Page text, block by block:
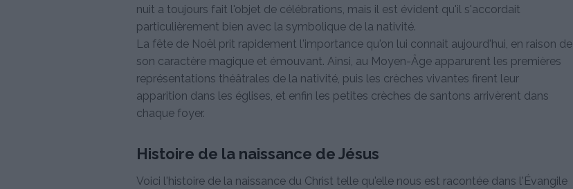
nuit a toujours fait l'objet de célébrations, mais il est évident qu'il s'accordait
particulièrement bien avec la symbolique de la nativité.
La fête de Noël prit rapidement l'importance qu'on lui connait aujourd'hui, en raison de
son caractère magique et émouvant. Ainsi, au Moyen-Âge apparurent les premières
représentations théâtrales de la nativité, puis les crèches vivantes firent leur
apparition dans les églises, et enfin les petites crèches de santons arrivèrent dans
chaque foyer.
Histoire de la naissance de Jésus
Voici l'histoire de la naissance du Christ telle qu'elle nous est racontée dans l'Évangile